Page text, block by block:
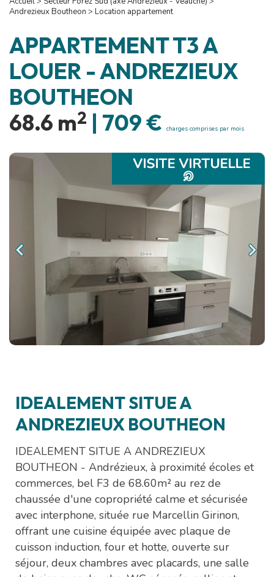
Andrezieux Boutheon > Location appartement
APPARTEMENT T3 A
LOUER -ANDREZIEUX
BOUTHEON
68.6 m2 | 709 € charges comprises par mois
IDEALEMENT SITUE A
ANDREZIEUX BOUTHEON
IDEALEMENT SITUE A ANDREZIEUX
BOUTHEON - Andrézieux, à proximité écoles et
commerces, bel F3 de 68.60m² au rez de
chaussée d'une copropriété calme et sécurisée
avec interphone, située rue Marcellin Girinon,
offrant une cuisine équipée avec plaque de
cuisson induction, four et hotte, ouverte sur
séjour, deux chambres avec placards, une salle